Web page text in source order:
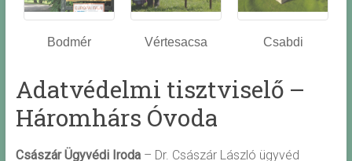
Bodmér Vértesacsa Csabdi
Adatvédelmi tisztviselő –
Háromhárs Óvoda
Császár Ügyvédi Iroda– Dr. Császár László ügyvéd